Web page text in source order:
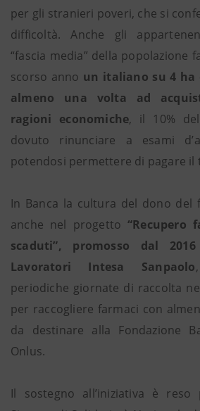
per gli stranieri poveri, che si
difficoltà. Anche gli
“fascia media” della popolazione
scorso anno un italiano su 4
almeno una volta ad
ragioni economiche, il 10%
dovuto rinunciare a esami
potendosi permettere di pagare il
In Banca la cultura del dono del
anche nel progetto“Recupero
scaduti”, promosso dal 2016
Lavoratori Intesa Sanpaolo
periodiche giornate di raccolta
per raccogliere farmaci con
da destinare alla Fondazione
Onlus.
Il sostegno all’iniziativa è reso